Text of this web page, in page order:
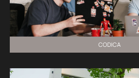
CODICA